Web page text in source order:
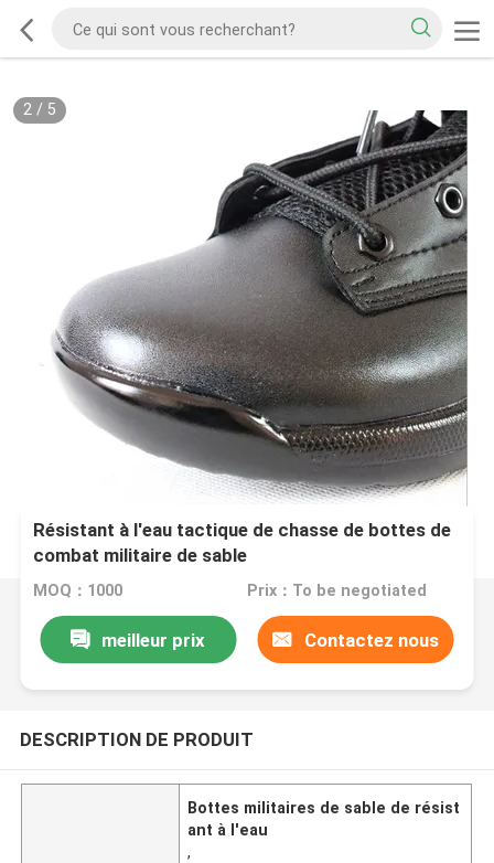
2/ 5
Résistant à l'eau tactique de chasse de bottes de
combat militaire de sable
MOQ：1000 Prix：To be negotiated
meilleur prix Contactez nous
DESCRIPTION DE PRODUIT
Bottes militaires de sable de résist
ant à l'eau
,